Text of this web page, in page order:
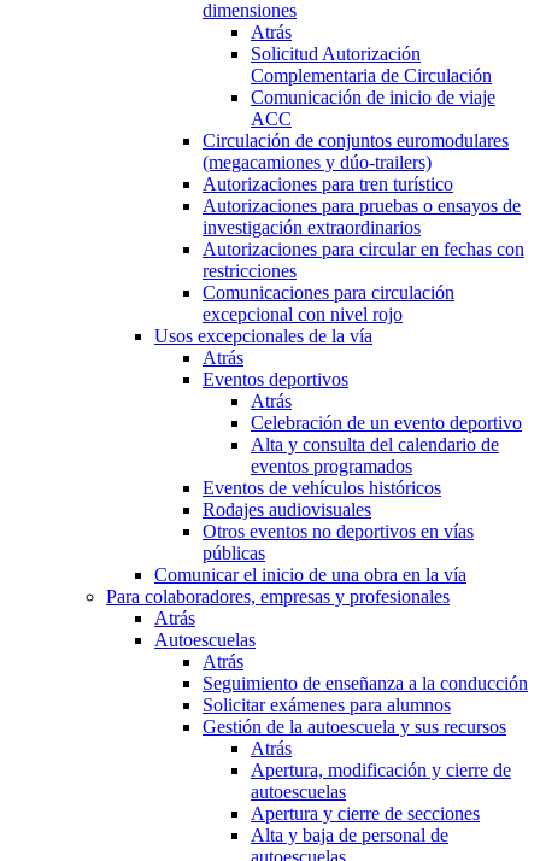
dimensiones
Atrás
Solicitud Autorización
Complementaria de Circulación
Comunicación de inicio de viaje
ACC
Circulación de conjuntos euromodulares
(megacamiones y dúo-trailers)
Autorizaciones para tren turístico
Autorizaciones para pruebas o ensayos de
investigación extraordinarios
Autorizaciones para circular en fechas con
restricciones
Comunicaciones para circulación
excepcional con nivel rojo
Usos excepcionales de la vía
Atrás
Eventos deportivos
Atrás
Celebración de un evento deportivo
Alta y consulta del calendario de
eventos programados
Eventos de vehículos históricos
Rodajes audiovisuales
Otros eventos no deportivos en vías
públicas
Comunicar el inicio de una obra en la vía
Para colaboradores, empresas y profesionales
Atrás
Autoescuelas
Atrás
Seguimiento de enseñanza a la conducción
Solicitar exámenes para alumnos
Gestión de la autoescuela y sus recursos
Atrás
Apertura, modificación y cierre de
autoescuelas
Apertura y cierre de secciones
Alta y baja de personal de